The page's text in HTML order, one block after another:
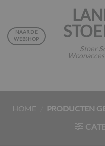
inhoud
Stoer
NAAR DE
WEBSHOP
HOME
PRODUCTEN